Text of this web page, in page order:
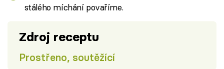
stálého míchání povaříme.
Zdroj receptu
Prostřeno, soutěžící